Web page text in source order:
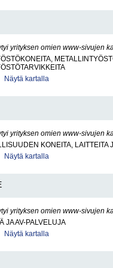
yrityksen omien www-sivujen
Näytä kartalla
yrityksen omien www-sivujen
KONEITA, LAITTEITA
Näytä kartalla
yrityksen omien www-sivujen
JA AV-PALVELUJA
Näytä kartalla